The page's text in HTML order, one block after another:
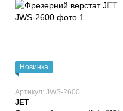
Новинка
Артикул: JWS-2600
JET